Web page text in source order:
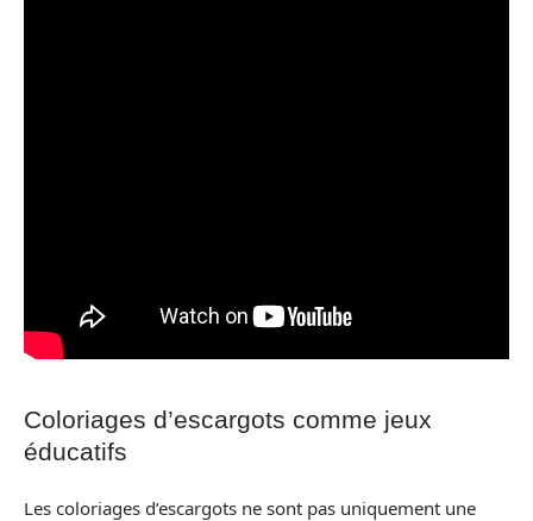
Coloriages d’escargots comme jeux
éducatifs
Les coloriages d’escargots ne sont pas uniquement une